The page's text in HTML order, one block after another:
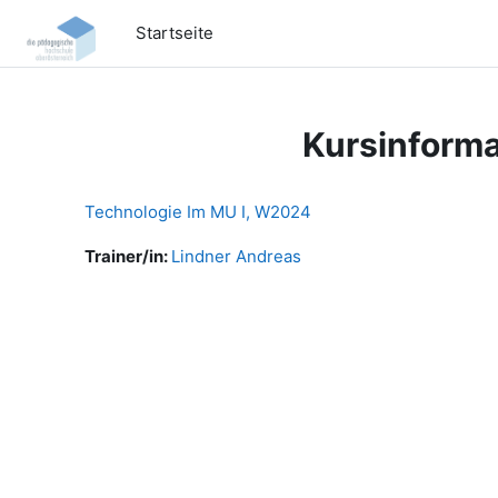
Zum Hauptinhalt
Startseite
Technologie Im MU I, W2024
Trainer/in: Lindner Andreas